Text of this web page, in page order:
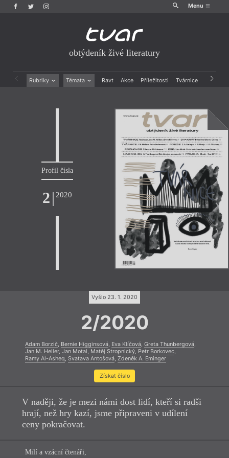
Menu
obtýdeník živé literatury
Rubriky Témata Ravt Akce Příležitosti Tvárnice Archiv
Výroční ceny
Profil čísla
2| 2020
Vyšlo 23. 1. 2020
2/2020
Adam Borzič, Bernie Higginsová, Eva Klíčová, Greta Thunbergová,
Jan M. Heller, Jan Motal , Matěj Stropnický, Petr Borkovec,
Ramy Al-Asheq, Svatava Antošová, Zdeněk A. Eminger
Získat číslo
V naději, že je mezi námi dost lidí, kteří si radši
hrají, než hry kazí, jsme připraveni v udílení
ceny pokračovat.
Milí a vzácní čtenáři,